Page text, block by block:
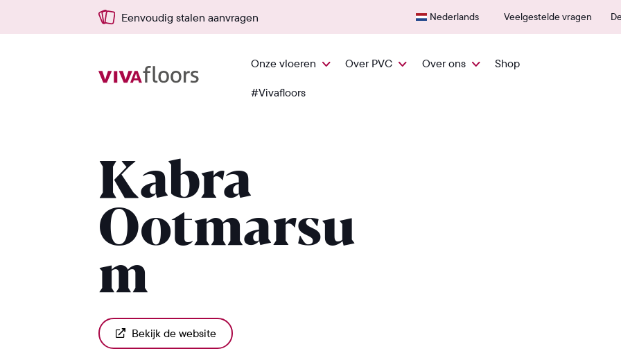
Eenvoudig stalen aanvragen Snel vanuit NL geleverd
Nederlands Veelgestelde vragen
Onze vloeren Over PVC Over ons Shop
#Vivafloors
Kabra
Ootmarsu
m
Bekijk de website